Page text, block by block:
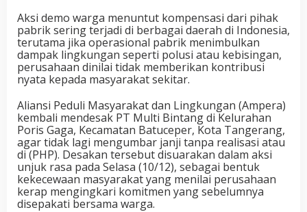
Aksi demo warga menuntut kompensasi dari pihak
pabrik sering terjadi di berbagai daerah di Indonesia,
terutama jika operasional pabrik menimbulkan
dampak lingkungan seperti polusi atau kebisingan,
perusahaan dinilai tidak memberikan kontribusi
nyata kepada masyarakat sekitar.
Aliansi Peduli Masyarakat dan Lingkungan (Ampera)
kembali mendesak PT Multi Bintang di Kelurahan
Poris Gaga, Kecamatan Batuceper, Kota Tangerang,
agar tidak lagi mengumbar janji tanpa realisasi atau
di (PHP). Desakan tersebut disuarakan dalam aksi
unjuk rasa pada Selasa (10/12), sebagai bentuk
kekecewaan masyarakat yang menilai perusahaan
kerap mengingkari komitmen yang sebelumnya
disepakati bersama warga.